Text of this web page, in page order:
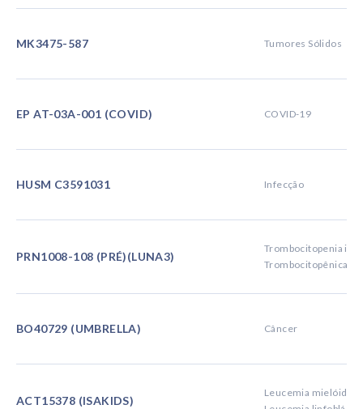
MK3475-587 Tumores Sólidos
EP AT-03A-001 (COVID) COVID-19
HUSM C3591031 Infecção
PRN1008-108 (PRÉ)(LUNA3)
Trombocitopenia
Trombocitopênica
BO40729 (UMBRELLA) Câncer
ACT15378 (ISAKIDS)
Leucemia mielóide